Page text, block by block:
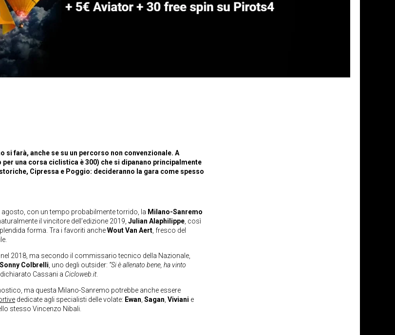
si farà, anche se su un percorso non convenzionale. A
una corsa ciclistica è 300) che si dipanano principalmente
Cipressa e Poggio: decideranno la gara come spesso
con un tempo probabilmente torrido, la Milano-Sanremo
il vincitore dell’edizione 2019, Julian Alaphilippe , così
forma. Tra i favoriti ancheWout Van Aert , fresco del
2018, ma secondo il commissario tecnico della Nazionale,
Sonny Colbrelli , uno degli outsider: “Si è allenato bene, ha vinto
Cassani a Cicloweb.it.
ma questa Milano-Sanremo potrebbe anche essere
dedicate agli specialisti delle volate: Ewan Sagan Viviani e
stesso Vincenzo Nibali.